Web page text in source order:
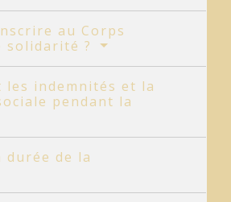
au Corps
solidarité ?
les indemnités et la
pendant la
durée de la